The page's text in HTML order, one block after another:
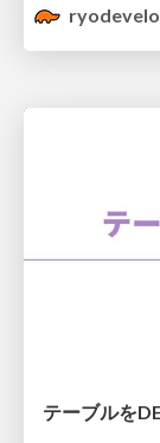
テーブルを